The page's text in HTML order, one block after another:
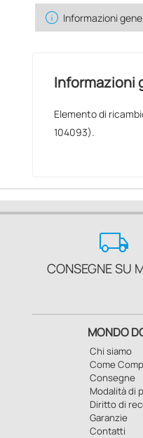
info Informazioni
Informazioni
Elemento di
104093).
local_shipping
CONSEGNE SU
MONDO
Chi siamo
Come
Consegne
Modalità di
Diritto di
Garanzie
Contatti